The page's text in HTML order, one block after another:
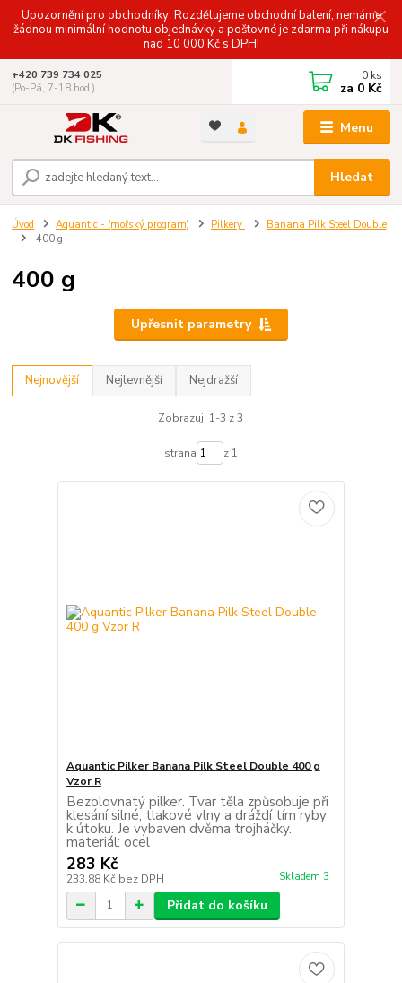
Upozornění pro obchodníky: Rozdělujeme obchodní balení, nemáme
žádnou minimální hodnotu objednávky a poštovné je zdarma při nákupu
nad 10 000 Kč s DPH!
Menu
Hledat
+420 739 734 025
(Po-Pá, 7-18 hod.)
0 ks
za 0 Kč
Úvod Aquantic - (mořský program) Pilkery
Banana Pilk Steel Double
400 g
400 g
Upřesnit parametry
Nejnovější Nejlevnější Nejdražší
Zobrazuji 1-3 z 3
strana z 1
Aquantic Pilker Banana Pilk Steel Double 400 g
Vzor R
Bezolovnatý pilker. Tvar těla způsobuje při
klesání silné, tlakové vlny a dráždí tím ryby
k útoku. Je vybaven dvěma trojháčky.
materiál: ocel
283 Kč
233,88 Kč bez DPH Skladem 3
Přidat do košíku